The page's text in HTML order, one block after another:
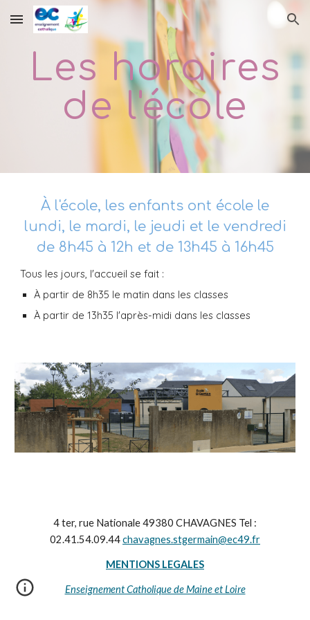
Skip to main content Skip to navigation
Les horaires
de l'école
À l'école, les enfants ont école le
lundi, le mardi, le jeudi et le vendredi
de 8h45 à 12h et de 13h45 à 16h45
Tous les jours, l'accueil se fait :
À partir de 8h35 le matin dans les classes
À partir de 13h35 l'après-midi dans les classes
4 ter, rue Nationale 49380 CHAVAGNES Tel :
02.41.54.09.44chavagnes.stgermain@ec49.fr
MENTIONS LEGALES
Enseignement Catholique de Maine et Loire